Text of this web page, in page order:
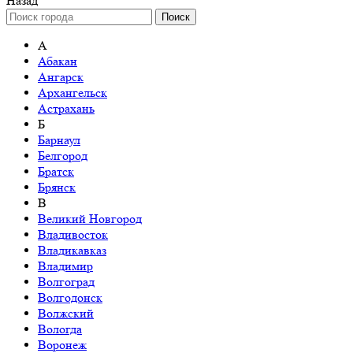
Поиск
А
Абакан
Ангарск
Архангельск
Астрахань
Б
Барнаул
Белгород
Братск
Брянск
В
Великий Новгород
Владивосток
Владикавказ
Владимир
Волгоград
Волгодонск
Волжский
Вологда
Воронеж